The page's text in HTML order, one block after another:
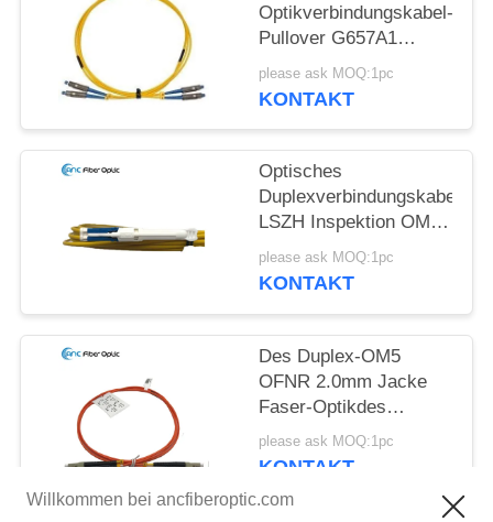
Optikverbindungskabel-
Pullover G657A1
G657A2 G652D aus
optischen Fasern
please ask MOQ:1pc
KONTAKT
Optisches
Duplexverbindungskabel
LSZH Inspektion OM2
OM3 OM5
Verbindungskabel-
please ask MOQ:1pc
KONTAKT
Des Duplex-OM5
OFNR 2.0mm Jacke
Faser-Optikdes
verbindungskabel-in
mehreren Betriebsarten
please ask MOQ:1pc
KONTAKT
Willkommen bei ancfiberoptic.com